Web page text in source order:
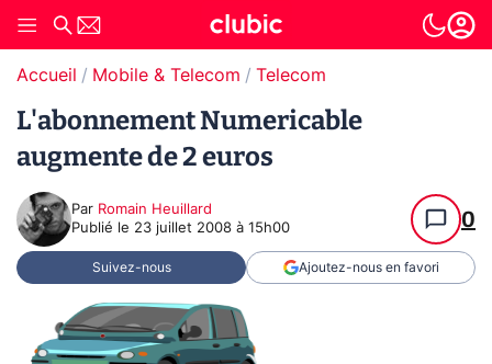
Accueil Mobile & Telecom Telecom
L'abonnement Numericable
augmente de 2 euros
Par Romain Heuillard
Publié le 23 juillet 2008 à 15h00 0
Suivez-nous Ajoutez-nous en favori